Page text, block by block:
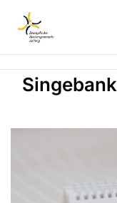
Singebank